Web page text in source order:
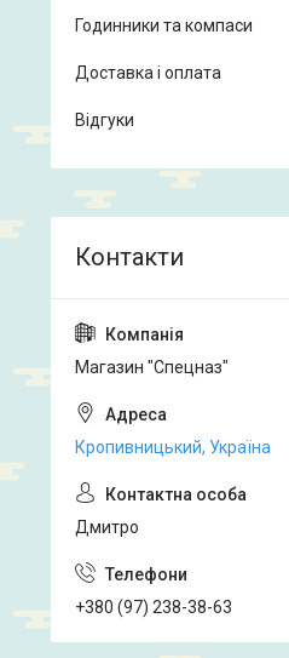
Годинники та компаси
Доставка і оплата
Відгуки
Магазин "Спецназ"
Кропивницький, Україна
Дмитро
+380 (97) 238-38-63